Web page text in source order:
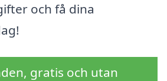
och få dina
gratis och utan